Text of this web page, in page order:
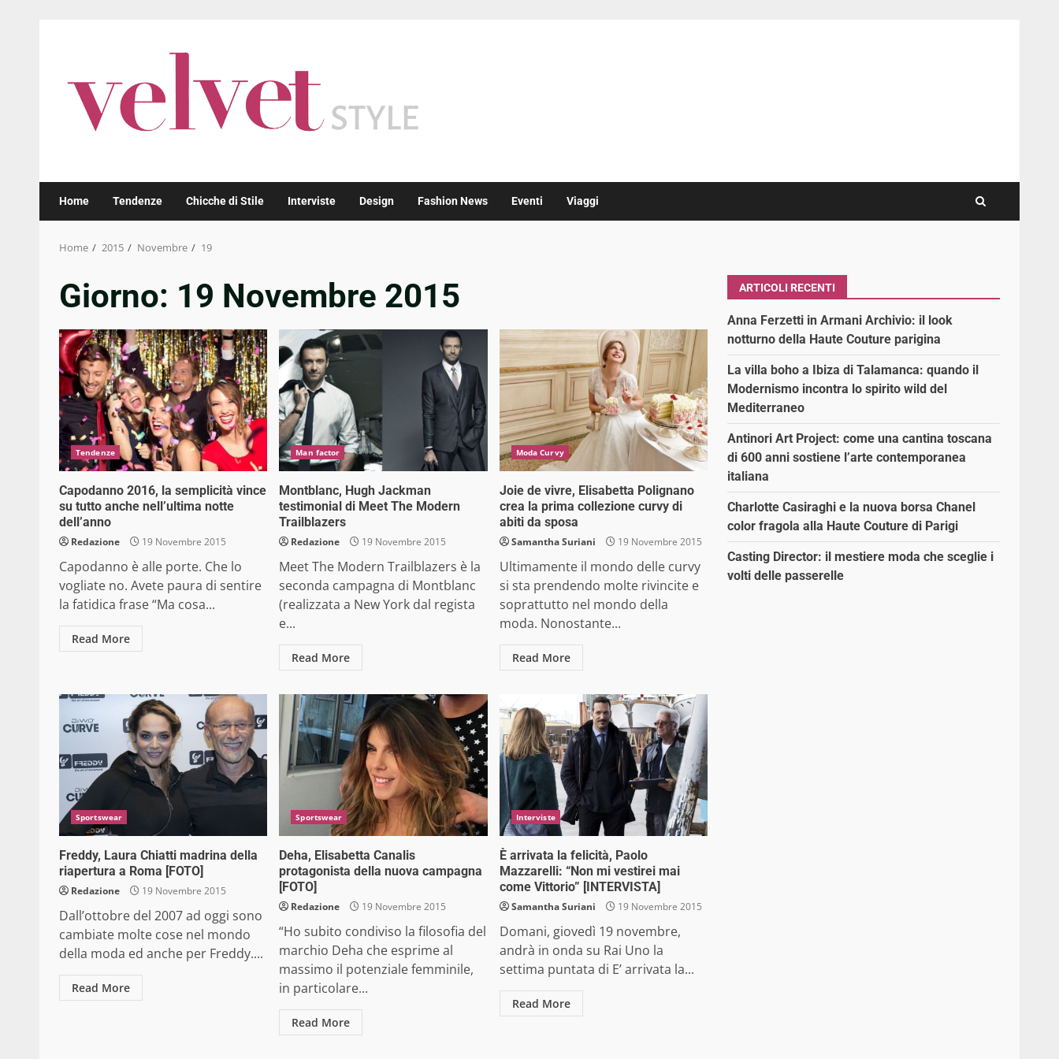
Home Tendenze Chicche di Stile Interviste Design Fashion News Eventi Viaggi
Home 2015 Novembre 19
Giorno: 19 Novembre 2015
Tendenze
Capodanno 2016, la semplicità vince
su tutto anche nell’ultima notte
dell’anno
Redazione 19 Novembre 2015
Capodanno è alle porte. Che lo
vogliate no. Avete paura di sentire
la fatidica frase “Ma cosa...
Read More
Man factor
Montblanc, Hugh Jackman
testimonial di Meet The Modern
Trailblazers
Redazione 19 Novembre 2015
Meet The Modern Trailblazers è la
seconda campagna di Montblanc
(realizzata a New York dal regista
e...
Read More
Moda Curvy
Joie de vivre, Elisabetta Polignano
crea la prima collezione curvy di
abiti da sposa
Samantha Suriani 19 Novembre 2015
Ultimamente il mondo delle curvy
si sta prendendo molte rivincite e
soprattutto nel mondo della
moda. Nonostante...
Read More
Sportswear
Freddy, Laura Chiatti madrina della
riapertura a Roma [FOTO]
Redazione 19 Novembre 2015
Dall’ottobre del 2007 ad oggi sono
cambiate molte cose nel mondo
della moda ed anche per Freddy....
Read More
Sportswear
Deha, Elisabetta Canalis
protagonista della nuova campagna
[FOTO]
Redazione 19 Novembre 2015
“Ho subito condiviso la filosofia del
marchio Deha che esprime al
massimo il potenziale femminile,
in particolare...
Read More
Interviste
È arrivata la felicità, Paolo
Mazzarelli: “Non mi vestirei mai
come Vittorio” [INTERVISTA]
Samantha Suriani 19 Novembre 2015
Domani, giovedì 19 novembre,
andrà in onda su Rai Uno la
settima puntata di E’ arrivata la...
Read More
ARTICOLI RECENTI
Anna Ferzetti in Armani Archivio: il look
notturno della Haute Couture parigina
La villa boho a Ibiza di Talamanca: quando il
Modernismo incontra lo spirito wild del
Mediterraneo
Antinori Art Project: come una cantina toscana
di 600 anni sostiene l’arte contemporanea
italiana
Charlotte Casiraghi e la nuova borsa Chanel
color fragola alla Haute Couture di Parigi
Casting Director: il mestiere moda che sceglie i
volti delle passerelle